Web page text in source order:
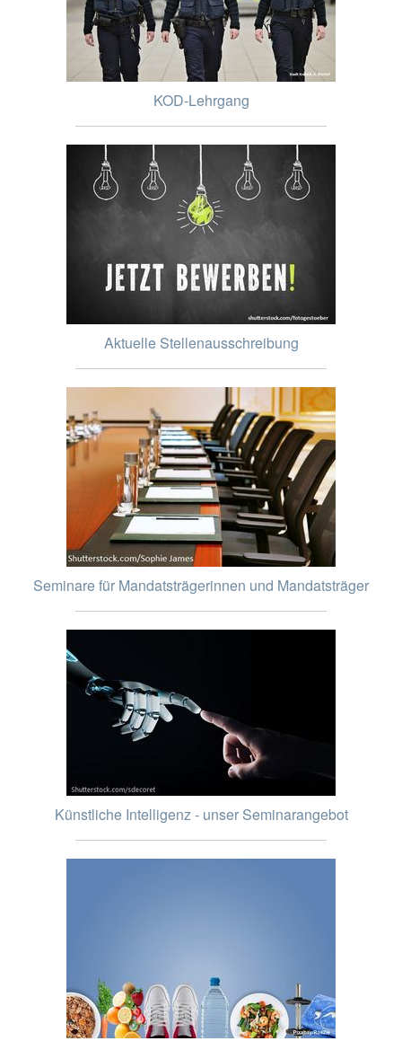
KOD-Lehrgang
Aktuelle Stellenausschreibung
Seminare für Mandatsträgerinnen und Mandatsträger
Künstliche Intelligenz - unser Seminarangebot